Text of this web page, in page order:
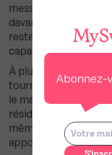
message est plus
davantage de choix
restent plus ouverts
capacité d’achat
À plus long terme, le
tourner vers
le marché résidentiel
réside pas tant dans
même que dans la
apportera aux
Abonnez-